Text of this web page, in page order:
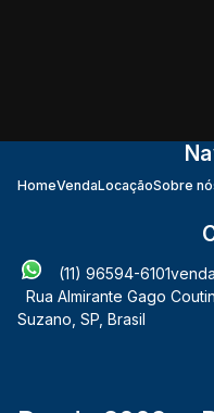
HomeVendaLocaçãoSobre
(11) 96594-6101
Rua Almirante Gago
Suzano SP Brasil